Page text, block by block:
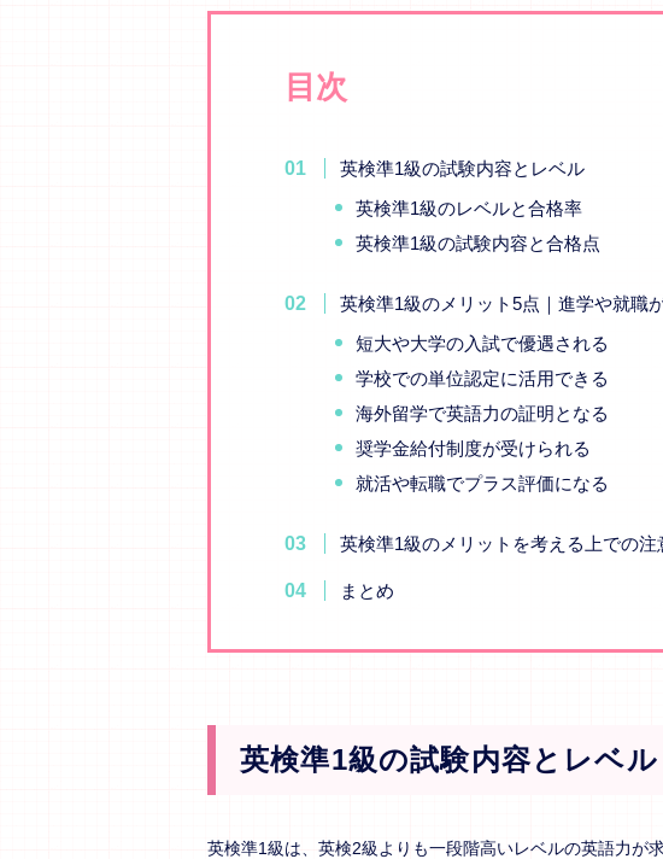
目次
英検準1級の試験内容とレベル
英検準1級のレベルと合格率
英検準1級の試験内容と合格点
英検準1級のメリット5点｜進学や就職
短大や大学の入試で優遇される
学校での単位認定に活用できる
海外留学で英語力の証明となる
奨学金給付制度が受けられる
就活や転職でプラス評価になる
英検準1級のメリットを考える上での注
まとめ
英検準1級の試験内容とレベル
英検準1級は、英検2級よりも一段階高いレベルの英語力が